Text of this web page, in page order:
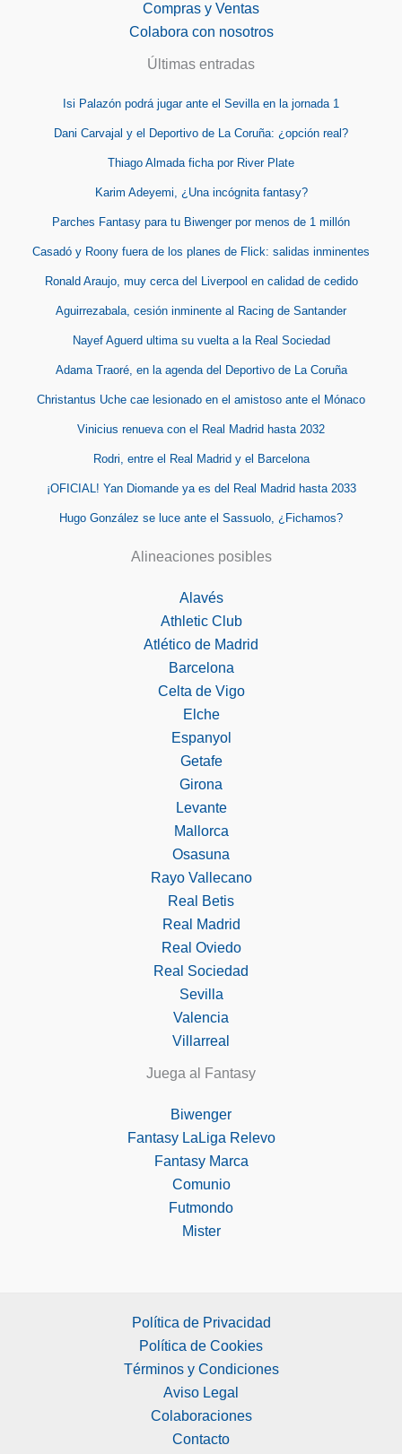
Compras y Ventas
Colabora con nosotros
Últimas entradas
Isi Palazón podrá jugar ante el Sevilla en la jornada 1
Dani Carvajal y el Deportivo de La Coruña: ¿opción real?
Thiago Almada ficha por River Plate
Karim Adeyemi, ¿Una incógnita fantasy?
Parches Fantasy para tu Biwenger por menos de 1 millón
Casadó y Roony fuera de los planes de Flick: salidas inminentes
Ronald Araujo, muy cerca del Liverpool en calidad de cedido
Aguirrezabala, cesión inminente al Racing de Santander
Nayef Aguerd ultima su vuelta a la Real Sociedad
Adama Traoré, en la agenda del Deportivo de La Coruña
Christantus Uche cae lesionado en el amistoso ante el Mónaco
Vinicius renueva con el Real Madrid hasta 2032
Rodri, entre el Real Madrid y el Barcelona
¡OFICIAL! Yan Diomande ya es del Real Madrid hasta 2033
Hugo González se luce ante el Sassuolo, ¿Fichamos?
Alineaciones posibles
Alavés
Athletic Club
Atlético de Madrid
Barcelona
Celta de Vigo
Elche
Espanyol
Getafe
Girona
Levante
Mallorca
Osasuna
Rayo Vallecano
Real Betis
Real Madrid
Real Oviedo
Real Sociedad
Sevilla
Valencia
Villarreal
Juega al Fantasy
Biwenger
Fantasy LaLiga Relevo
Fantasy Marca
Comunio
Futmondo
Mister
Política de Privacidad
Política de Cookies
Términos y Condiciones
Aviso Legal
Colaboraciones
Contacto